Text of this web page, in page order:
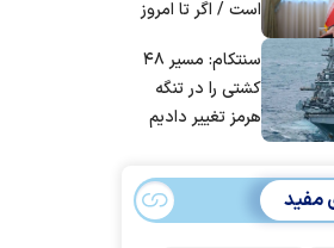
است / اگر تا امروز
مردم ایران استسنتکام: مسیر ۴۸
کشتی را در تنگه
هرمز تغییر دادیم
مفید